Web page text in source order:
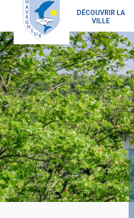
content
DÉCOUVRIR LA
VILLE